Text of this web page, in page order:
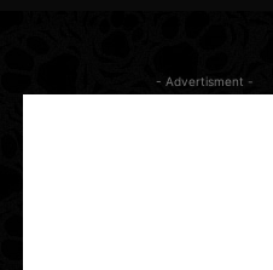
- Advertisment -